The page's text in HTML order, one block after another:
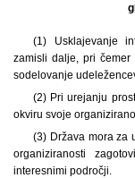
(1) Usklajevanje
zamisli dalje, pri čemer
sodelovanje
(2) Pri urejanju
okviru svoje
(3) Država mora za
organiziranosti
interesnimi področji.